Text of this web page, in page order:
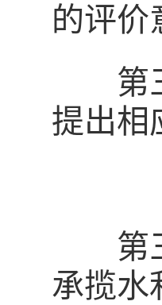
的评价
第三
提出相
第三
承揽水